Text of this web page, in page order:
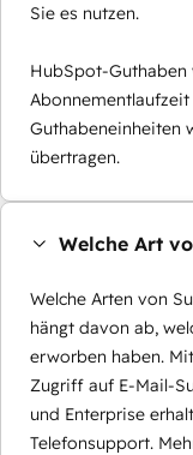
Sie es nutzen.
HubSpot-Guthaben
Guthabeneinheiten
übertragen.
Welche Art
Welche Arten von
hängt davon ab,
erworben haben.
Zugriff auf E-Mail-
und Enterprise
Telefonsupport.